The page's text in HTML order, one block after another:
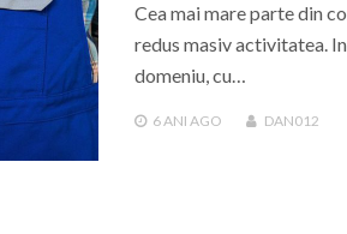
Cea mai mare parte din
redus masiv activitatea.
domeniu, cu…
6 ANI AGO DAN012